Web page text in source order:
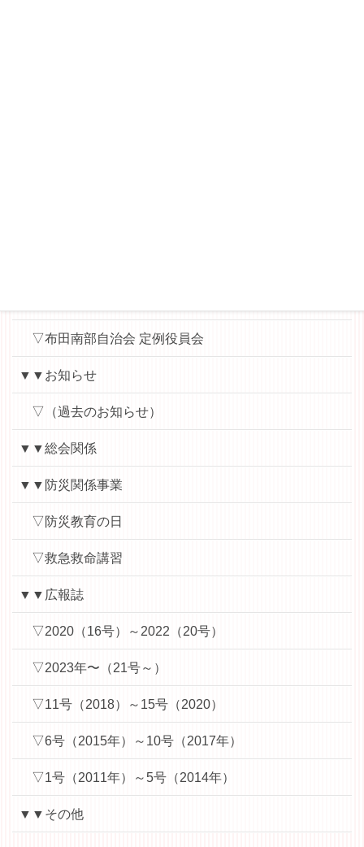
▽布田南部自治会 定例役員会
▼▼お知らせ
▽（過去のお知らせ）
▼▼総会関係
▼▼防災関係事業
▽防災教育の日
▽救急救命講習
▼▼広報誌
▽2020（16号）～2022（20号）
▽2023年〜（21号～）
▽11号（2018）～15号（2020）
▽6号（2015年）～10号（2017年）
▽1号（2011年）～5号（2014年）
▼▼その他